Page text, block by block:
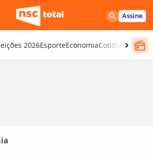
Assine
2026EsporteEconomiaCotidiano